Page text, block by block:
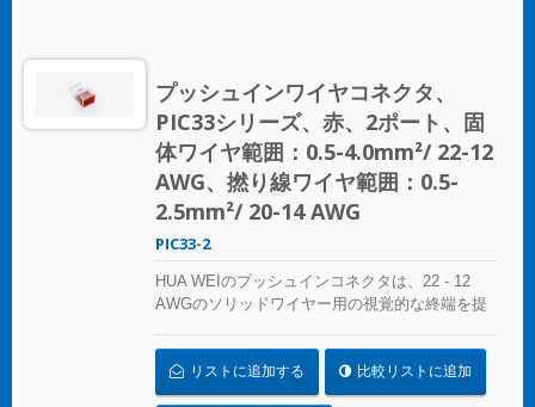
う – HUA WEIのプッシュインワイヤコネクタを
選んでください。 UL 486Cの基準に準拠してく
ださい。
プッシュインワイヤコネクタ、
PIC33シリーズ、赤、2ポート、固
体ワイヤ範囲：0.5-4.0mm²/ 22-12
AWG、撚り線ワイヤ範囲：0.5-
2.5mm²/ 20-14 AWG
PIC33-2
HUA WEIのプッシュインコネクタは、22 - 12
AWGのソリッドワイヤー用の視覚的な終端を提
定は簡単で、コンパクトなサイズは狭いスペー
スにシームレスにフィットします。照明設置、
プレファブリケート配線システム、分岐回路配
リストに追加する 比較リストに追加